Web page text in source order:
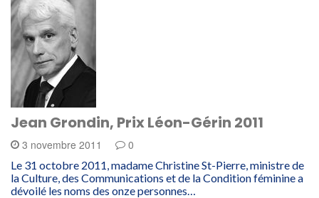
Jean Grondin, Prix Léon-Gérin 2011
3 novembre 2011 0
Le 31 octobre 2011, madame Christine St-Pierre, ministre de
la Culture, des Communications et de la Condition féminine a
dévoilé les noms des onze personnes…